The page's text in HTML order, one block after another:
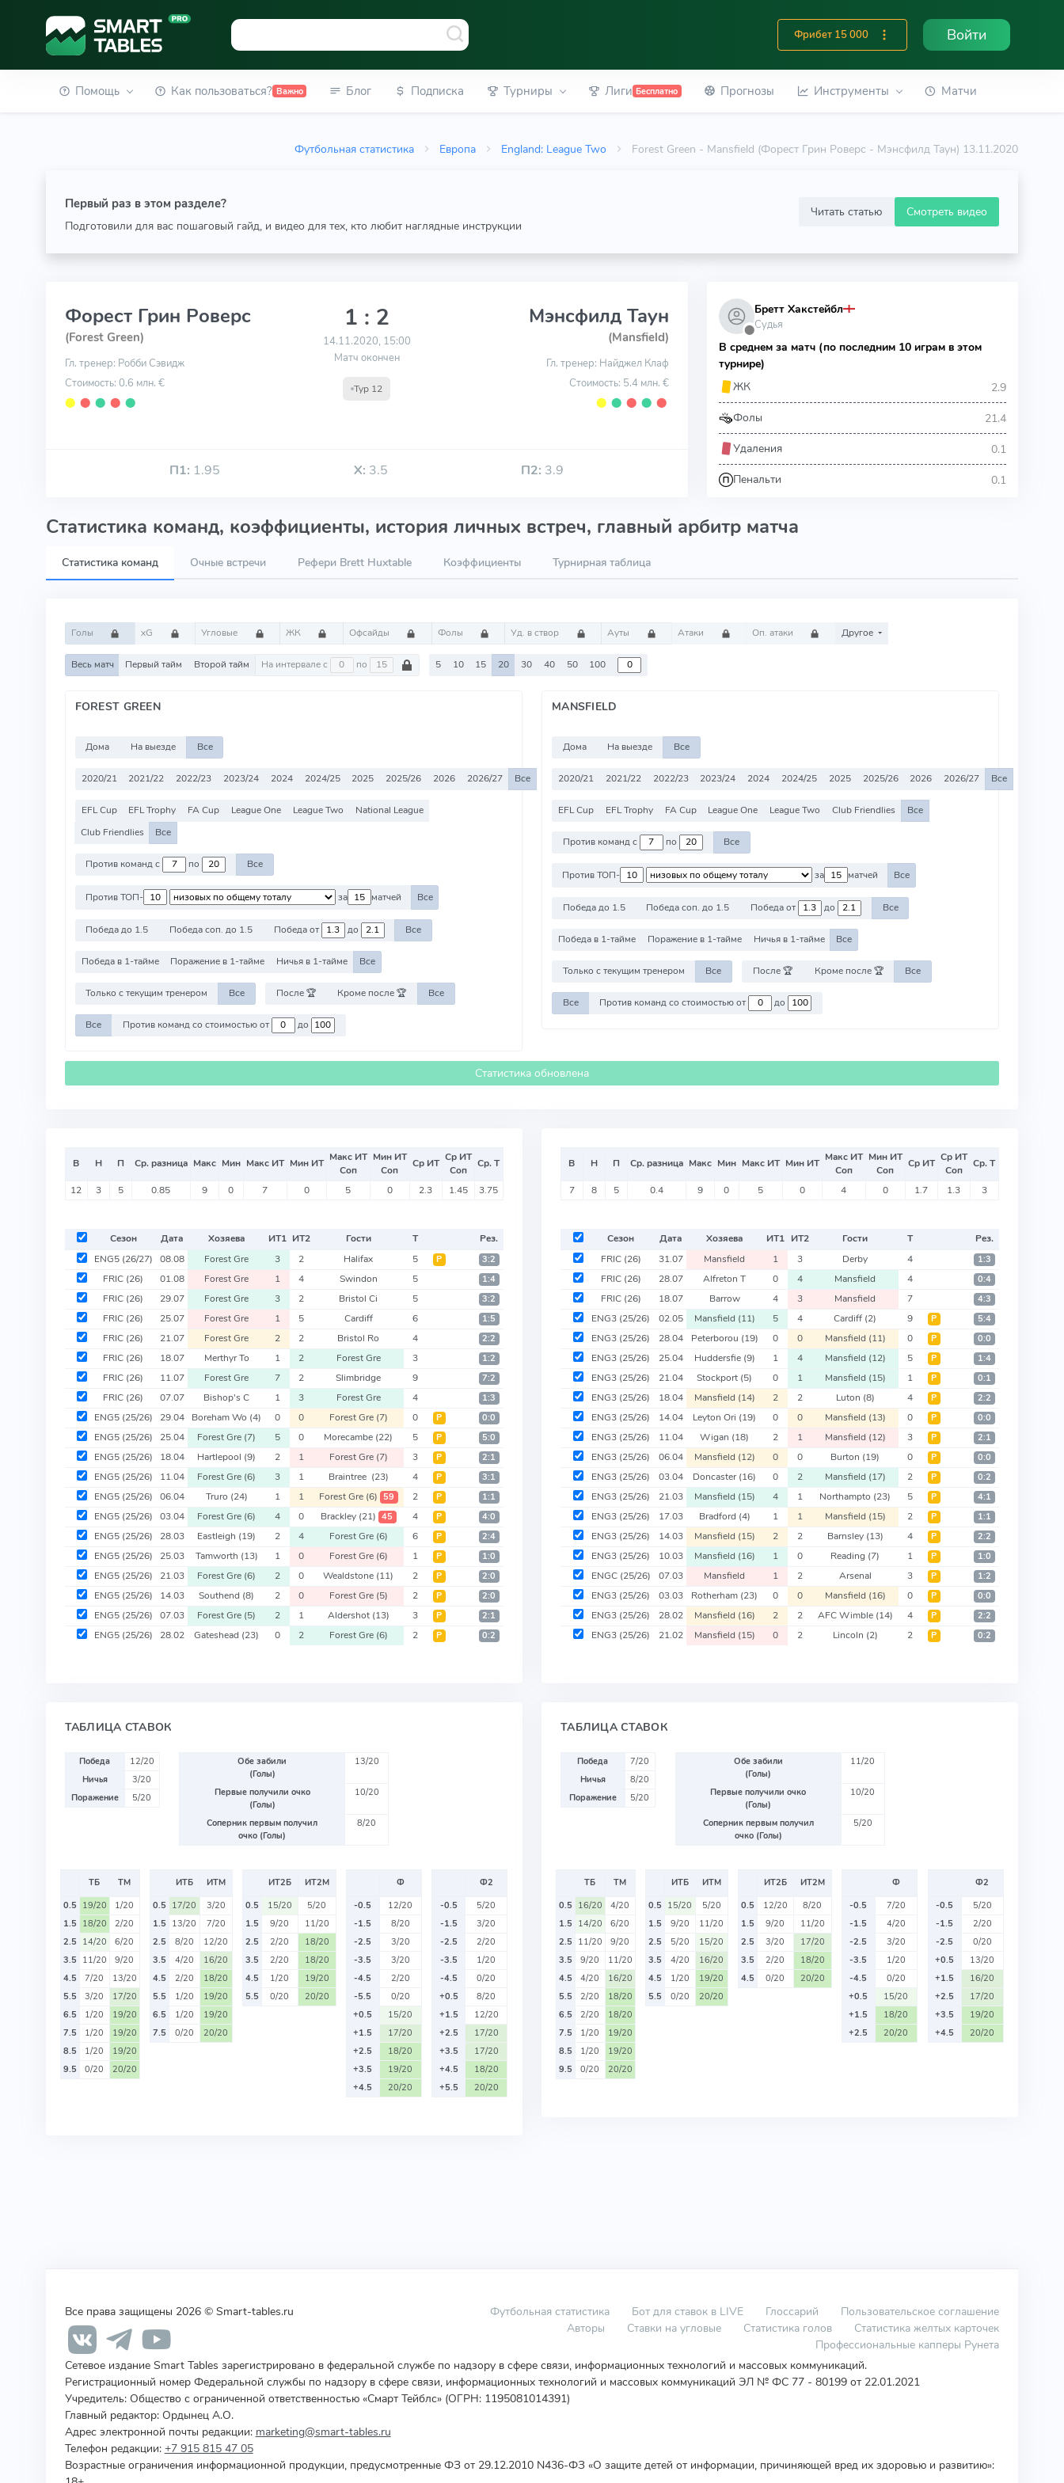
Фрибет 15 000 Войти
Помощь Как пользоваться? Важно Блог Подписка Турниры Лиги Бесплатно Прогнозы Инструменты Матчи
Футбольная статистика Европа England: League Two Forest Green - Mansfield (Форест Грин Роверс - Мэнсфилд Таун) 13.11.2020
Первый раз в этом разделе?
Подготовили для вас пошаговый гайд, и видео для тех, кто любит наглядные инструкции
Читать статью Смотреть видео
Форест Грин Роверс
(Forest Green)
Гл. тренер: Робби Сэвидж
Стоимость: 0.6 млн. €
⬤ ⬤ ⬤ ⬤ ⬤
1 : 2
14.11.2020, 15:00
Матч окончен
Тур 12
Мэнсфилд Таун
(Mansfield)
Гл. тренер: Найджел Клаф
Стоимость: 5.4 млн. €
⬤ ⬤ ⬤ ⬤ ⬤
П1: 1.95 Х: 3.5 П2: 3.9
⬤
Бретт Хакстейбл
Судья
В среднем за матч (по последним 10 играм в этом
турнире)
ЖК
2.9
Фолы 21.4
Удаления 0.1
Пенальти 0.1
Статистика команд, коэффициенты, история личных встреч, главный арбитр матча
Статистика команд Очные встречи Рефери Brett Huxtable Коэффициенты Турнирная таблица
Голы xG Угловые ЖК Офсайды Фолы Уд. в створ Ауты Атаки Оп. атаки Другое
Весь матч Первый тайм Второй тайм На интервале с по 5 10 15 20 30 40 50 100
FOREST GREEN
Дома На выезде Все
2020/21 2021/22 2022/23 2023/24 2024 2024/25 2025 2025/26 2026 2026/27 Все
EFL Cup EFL Trophy FA Cup League One League Two
National League
Club Friendlies
Все
Против команд с по Все
Против ТОП- за матчей Все
Победа до 1.5 Победа соп. до 1.5 Победа от до Все
Победа в 1-тайме Поражение в 1-тайме Ничья в 1-тайме Все
Только с текущим тренером Все После 🏆 Кроме после 🏆 Все
Все Против команд со стоимостью от до
MANSFIELD
Дома На выезде Все
2020/21 2021/22 2022/23 2023/24 2024 2024/25 2025 2025/26 2026 2026/27 Все
EFL Cup EFL Trophy FA Cup League One League Two Club Friendlies Все
Против команд с по Все
Против ТОП- за матчей Все
Победа до 1.5 Победа соп. до 1.5 Победа от до Все
Победа в 1-тайме Поражение в 1-тайме Ничья в 1-тайме Все
Только с текущим тренером Все После 🏆 Кроме после 🏆 Все
Все Против команд со стоимостью от до
Статистика обновлена
В Н П Ср. разница Макс Мин Макс ИТ Мин ИТ Макс ИТ
Соп
Мин ИТ
Соп
Ср ИТ Ср ИТ
Соп
Ср. Т
12 3 5 0.85 9 0 7 0 5 0 2.3 1.45 3.75
Сезон Дата Хозяева ИТ1 ИТ2 Гости Т
Рез.
ENG5 (26/27) 08.08 Forest Gre 3 2 Halifax 5 Р 3:2
FRIC (26) 01.08 Forest Gre 1 4 Swindon 5 1:4
FRIC (26) 29.07 Forest Gre 3 2 Bristol Ci 5 3:2
FRIC (26) 25.07 Forest Gre 1 5 Cardiff 6 1:5
FRIC (26) 21.07 Forest Gre 2 2 Bristol Ro 4 2:2
FRIC (26) 18.07 Merthyr To 1 2 Forest Gre 3 1:2
FRIC (26) 11.07 Forest Gre 7 2 Slimbridge 9 7:2
FRIC (26) 07.07 Bishop's C 1 3 Forest Gre 4 1:3
ENG5 (25/26) 29.04 Boreham Wo (4) 0 0 Forest Gre (7) 0 Р 0:0
ENG5 (25/26) 25.04 Forest Gre (7) 5 0 Morecambe (22) 5 Р 5:0
ENG5 (25/26) 18.04 Hartlepool (9) 2 1 Forest Gre (7) 3 Р 2:1
ENG5 (25/26) 11.04 Forest Gre (6) 3 1 Braintree (23) 4 Р 3:1
ENG5 (25/26) 06.04 Truro (24) 1 1 Forest Gre (6) 59 2 Р 1:1
ENG5 (25/26) 03.04 Forest Gre (6) 4 0 Brackley (21) 45 4 Р 4:0
ENG5 (25/26) 28.03 Eastleigh (19) 2 4 Forest Gre (6) 6 Р 2:4
ENG5 (25/26) 25.03 Tamworth (13) 1 0 Forest Gre (6) 1 Р 1:0
ENG5 (25/26) 21.03 Forest Gre (6) 2 0 Wealdstone (11) 2 Р 2:0
ENG5 (25/26) 14.03 Southend (8) 2 0 Forest Gre (5) 2 Р 2:0
ENG5 (25/26) 07.03 Forest Gre (5) 2 1 Aldershot (13) 3 Р 2:1
ENG5 (25/26) 28.02 Gateshead (23) 0 2 Forest Gre (6) 2 Р 0:2
ТАБЛИЦА СТАВОК
Победа
12/20
Ничья
3/20
Поражение
5/20
Обе забили
(Голы)
13/20
Первые получили очко
(Голы)
10/20
Соперник первым получил
очко (Голы)
8/20
ТБ
ТМ
0.5 19/20
1/20
1.5 18/20
2/20
2.5 14/20
6/20
3.5 11/20
9/20
4.5
7/20
13/20
5.5
3/20
17/20
6.5
1/20
19/20
7.5
1/20
19/20
8.5
1/20
19/20
9.5
0/20 20/20
ИТБ
ИТМ
0.5 17/20
3/20
1.5 13/20
7/20
2.5
8/20
12/20
3.5
4/20
16/20
4.5
2/20
18/20
5.5
1/20
19/20
6.5
1/20
19/20
7.5
0/20 20/20
ИТ2Б
ИТ2М
0.5
15/20
5/20
1.5
9/20
11/20
2.5
2/20
18/20
3.5
2/20
18/20
4.5
1/20
19/20
5.5
0/20 20/20
Ф
-0.5
12/20
-1.5
8/20
-2.5
3/20
-3.5
3/20
-4.5
2/20
-5.5
0/20
+0.5
15/20
+1.5
17/20
+2.5
18/20
+3.5
19/20
+4.5
20/20
Ф2
-0.5
5/20
-1.5
3/20
-2.5
2/20
-3.5
1/20
-4.5
0/20
+0.5
8/20
+1.5
12/20
+2.5
17/20
+3.5
17/20
+4.5
18/20
+5.5
20/20
В Н П Ср. разница Макс Мин Макс ИТ Мин ИТ Макс ИТ
Соп
Мин ИТ
Соп
Ср ИТ Ср ИТ
Соп
Ср. Т
7 8 5 0.4 9 0 5 0 4 0 1.7 1.3 3
Сезон Дата Хозяева ИТ1 ИТ2 Гости Т
Рез.
FRIC (26) 31.07 Mansfield 1 3 Derby 4 1:3
FRIC (26) 28.07 Alfreton T 0 4 Mansfield 4 0:4
FRIC (26) 18.07 Barrow 4 3 Mansfield 7 4:3
ENG3 (25/26) 02.05 Mansfield (11) 5 4 Cardiff (2) 9 Р 5:4
ENG3 (25/26) 28.04 Peterborou (19) 0 0 Mansfield (11) 0 Р 0:0
ENG3 (25/26) 25.04 Huddersfie (9) 1 4 Mansfield (12) 5 Р 1:4
ENG3 (25/26) 21.04 Stockport (5) 0 1 Mansfield (15) 1 Р 0:1
ENG3 (25/26) 18.04 Mansfield (14) 2 2 Luton (8) 4 Р 2:2
ENG3 (25/26) 14.04 Leyton Ori (19) 0 0 Mansfield (13) 0 Р 0:0
ENG3 (25/26) 11.04 Wigan (18) 2 1 Mansfield (12) 3 Р 2:1
ENG3 (25/26) 06.04 Mansfield (12) 0 0 Burton (19) 0 Р 0:0
ENG3 (25/26) 03.04 Doncaster(16) 0 2 Mansfield (17) 2 Р 0:2
ENG3 (25/26) 21.03 Mansfield (15) 4 1 Northampto (23) 5 Р 4:1
ENG3 (25/26) 17.03 Bradford (4) 1 1 Mansfield (15) 2 Р 1:1
ENG3 (25/26) 14.03 Mansfield (15) 2 2 Barnsley (13) 4 Р 2:2
ENG3 (25/26) 10.03 Mansfield (16) 1 0 Reading (7) 1 Р 1:0
ENGC (25/26) 07.03 Mansfield 1 2 Arsenal 3 Р 1:2
ENG3 (25/26) 03.03 Rotherham (23) 0 0 Mansfield (16) 0 Р 0:0
ENG3 (25/26) 28.02 Mansfield (16) 2 2 AFC Wimble (14) 4 Р 2:2
ENG3 (25/26) 21.02 Mansfield (15) 0 2 Lincoln (2) 2 Р 0:2
ТАБЛИЦА СТАВОК
Победа
7/20
Ничья
8/20
Поражение
5/20
Обе забили
(Голы)
11/20
Первые получили очко
(Голы)
10/20
Соперник первым получил
очко (Голы)
5/20
ТБ
ТМ
0.5 16/20
4/20
1.5 14/20
6/20
2.5 11/20
9/20
3.5
9/20
11/20
4.5
4/20
16/20
5.5
2/20
18/20
6.5
2/20
18/20
7.5
1/20
19/20
8.5
1/20
19/20
9.5
0/20 20/20
ИТБ
ИТМ
0.5 15/20
5/20
1.5
9/20
11/20
2.5
5/20
15/20
3.5
4/20
16/20
4.5
1/20
19/20
5.5
0/20 20/20
ИТ2Б
ИТ2М
0.5
12/20
8/20
1.5
9/20
11/20
2.5
3/20
17/20
3.5
2/20
18/20
4.5
0/20 20/20
Ф
-0.5
7/20
-1.5
4/20
-2.5
3/20
-3.5
1/20
-4.5
0/20
+0.5
15/20
+1.5
18/20
+2.5
20/20
Ф2
-0.5
5/20
-1.5
2/20
-2.5
0/20
+0.5
13/20
+1.5
16/20
+2.5
17/20
+3.5
19/20
+4.5
20/20
Все права защищены 2026 © Smart-tables.ru Футбольная статистика Бот для ставок в LIVE Глоссарий
Пользовательское соглашение
Авторы
Ставки на угловые Статистика голов
Статистика желтых карточек
Профессиональные капперы Рунета
Сетевое издание Smart Tables зарегистрировано в федеральной службе по надзору в сфере связи, информационных технологий и массовых коммуникаций.
Регистрационный номер Федеральной службы по надзору в сфере связи, информационных технологий и массовых коммуникаций ЭЛ № ФС 77 - 80199 от 22.01.2021
Учредитель: Общество с ограниченной ответственностью «Смарт Тейблс» (ОГРН: 1195081014391)
Главный редактор: Ордынец А.О.
Адрес электронной почты редакции: marketing@smart-tables.ru
Телефон редакции: +7 915 815 47 05
Возрастные ограничения информационной продукции, предусмотренные ФЗ от 29.12.2010 N436-ФЗ «О защите детей от информации, причиняющей вред их здоровью и развитию»: